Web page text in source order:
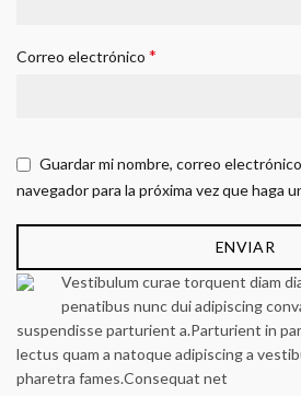
Correo electrónico *
Guardar mi nombre, correo
navegador para la próxima vez que haga
Vestibulum curae torquent diam
penatibus nunc dui adipiscing
suspendisse parturient a.Parturient in
lectus quam a natoque adipiscing a
pharetra fames.Consequat net